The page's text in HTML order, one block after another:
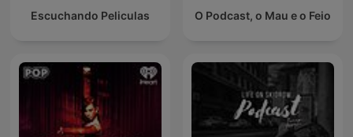
Escuchando Peliculas O Podcast, o Mau e o Feio